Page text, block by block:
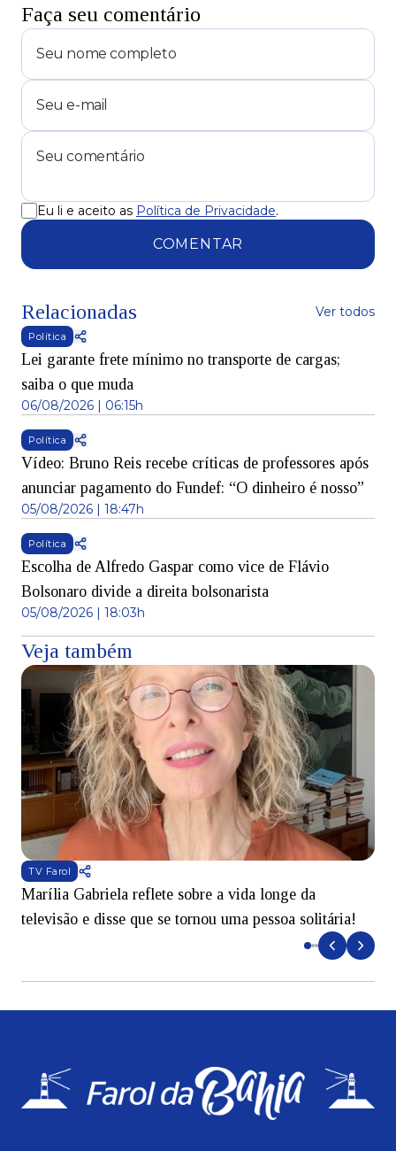
Faça seu comentário
Eu li e aceito as Política de Privacidade.
COMENTAR
Relacionadas Ver todos
Política
Lei garante frete mínimo no transporte de cargas;
saiba o que muda
06/08/2026 | 06:15h
Política
Vídeo: Bruno Reis recebe críticas de professores após
anunciar pagamento do Fundef: “O dinheiro é nosso”
05/08/2026 | 18:47h
Política
Escolha de Alfredo Gaspar como vice de Flávio
Bolsonaro divide a direita bolsonarista
05/08/2026 | 18:03h
Veja também
TV Farol
Marília Gabriela reflete sobre a vida longe da
televisão e disse que se tornou uma pessoa solitária!